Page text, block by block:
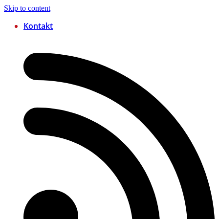
Skip to content
Kontakt